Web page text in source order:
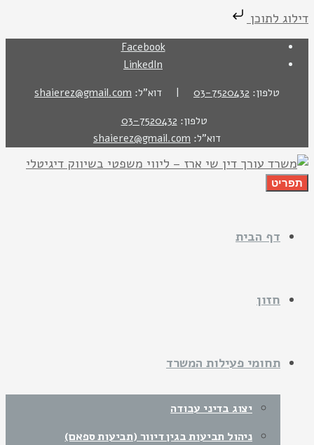
דילוג לתוכן
Facebook
LinkedIn
טלפון: 03-7520432 | דוא"ל: shaierez@gmail.com
טלפון: 03-7520432
דוא"ל: shaierez@gmail.com
תפריט
דף הבית
חזון
תחומי פעילות המשרד
יצוג בדיני עבודה
ניהול תביעות בגין דיוור (תביעות ספאם)